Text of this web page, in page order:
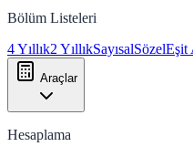
Bölüm Listeleri
4 Yıllık2 YıllıkSayısalSözelEşit
Araçlar
Hesaplama